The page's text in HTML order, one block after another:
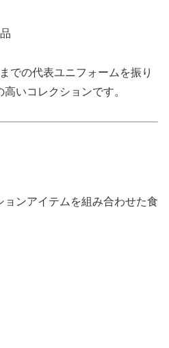
での代表ユニフォームを振り
いコレクションです。
ンアイテムを組み合わせた食